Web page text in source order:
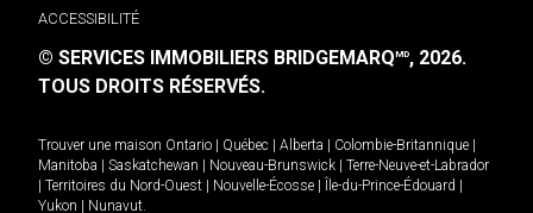
ACCESSIBILITÉ
© SERVICES IMMOBILIERS BRIDGEMARQMD, 2026.
TOUS DROITS RÉSERVÉS.
Trouver une maison Ontario Québec Alberta Colombie-Britannique
Manitoba
Saskatchewan Nouveau-Brunswick
Terre-Neuve-et-Labrador
Territoires du Nord-Ouest Nouvelle-Écosse Île-du-Prince-Édouard
Yukon
Nunavut.